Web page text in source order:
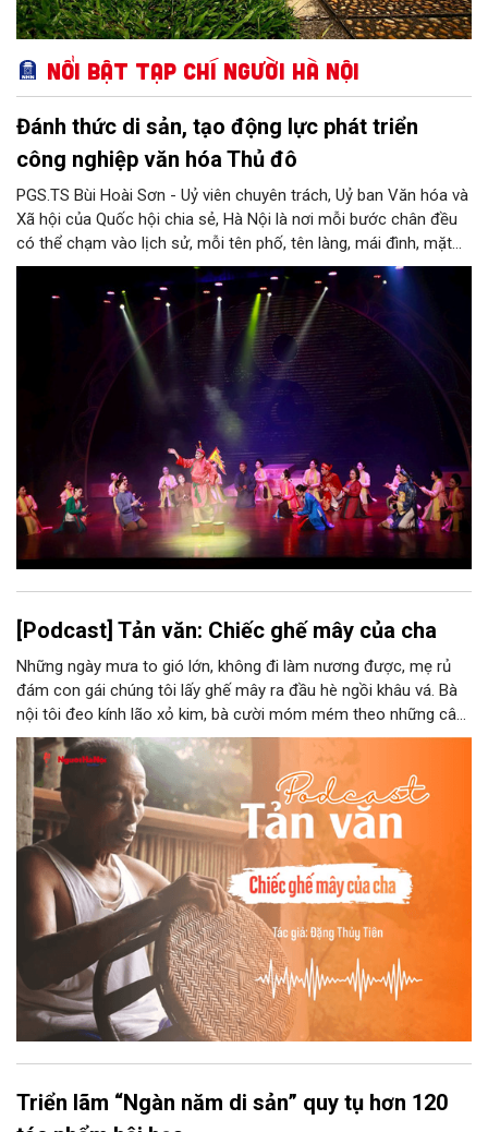
Nổi bật Tạp chí Người Hà Nội
Đánh thức di sản, tạo động lực phát triển
công nghiệp văn hóa Thủ đô
PGS.TS Bùi Hoài Sơn - Uỷ viên chuyên trách, Uỷ ban Văn hóa và
Xã hội của Quốc hội chia sẻ, Hà Nội là nơi mỗi bước chân đều
có thể chạm vào lịch sử, mỗi tên phố, tên làng, mái đình, mặt
hồ, nếp nhà, câu hát, món ăn, làn điệu, nghề thủ công đều có
thể kể một câu chuyện về chiều sâu văn hiến của dân tộc.
Nhưng trong kỷ nguyên mới, câu hỏi đặt ra không chỉ Hà Nội có
bao nhiêu di sản, bao nhiêu văn nghệ sĩ, trí thức, không gian ký
ức, mà là làm thế nào để những giá trị ấy trở thành nguồn lực
phát triển, thành sức mạnh mềm, thành động lực sáng tạo,
thành năng lực cạnh tranh của Thủ đô.
[Podcast] Tản văn: Chiếc ghế mây của cha
Những ngày mưa to gió lớn, không đi làm nương được, mẹ rủ
đám con gái chúng tôi lấy ghế mây ra đầu hè ngồi khâu vá. Bà
nội tôi đeo kính lão xỏ kim, bà cười móm mém theo những câu
chuyện kể tếu táo của đám trẻ chúng tôi. Chiếc ghế mây phát
ra âm thanh kin kít chịu đựng sức nặng cơ thể con người theo
những điệu cười khúc khích.
Triển lãm “Ngàn năm di sản” quy tụ hơn 120